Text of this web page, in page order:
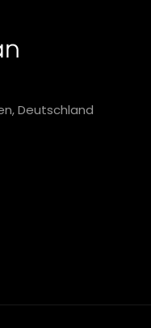
Deutschland